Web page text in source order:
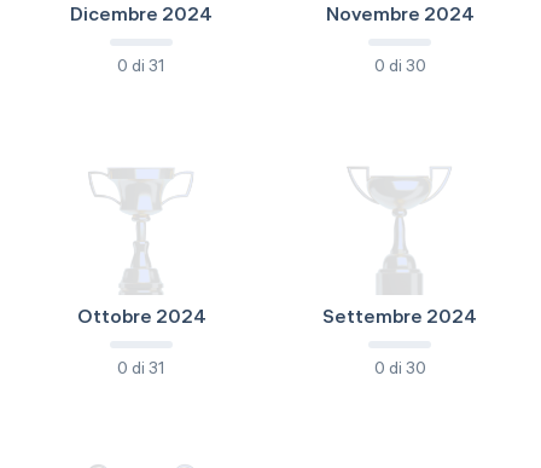
Dicembre 2024
0 di 31
Novembre 2024
0 di 30
Ottobre 2024
0 di 31
Settembre 2024
0 di 30